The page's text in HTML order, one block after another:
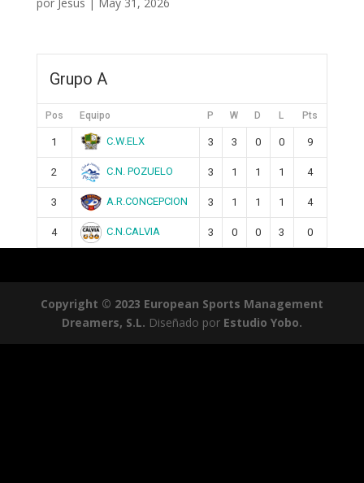
Grupo A
Pos Equipo P W D L Pts
1 C.W.ELX 3 3 0 0 9
2 C.N. POZUELO 3 1 1 1 4
3 A.R.CONCEPCION 3 1 1 1 4
4 C.N.CALVIA 3 0 0 3 0
Copyright © 2023 European Sports Management
Dreamers, S.L. Diseñado por Estudio Yobo.